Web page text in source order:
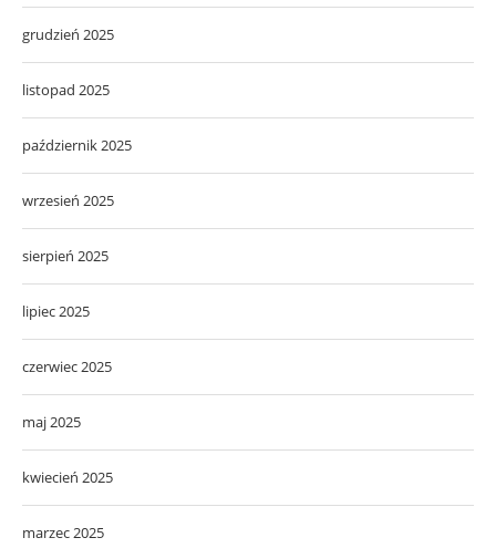
grudzień 2025
listopad 2025
październik 2025
wrzesień 2025
sierpień 2025
lipiec 2025
czerwiec 2025
maj 2025
kwiecień 2025
marzec 2025